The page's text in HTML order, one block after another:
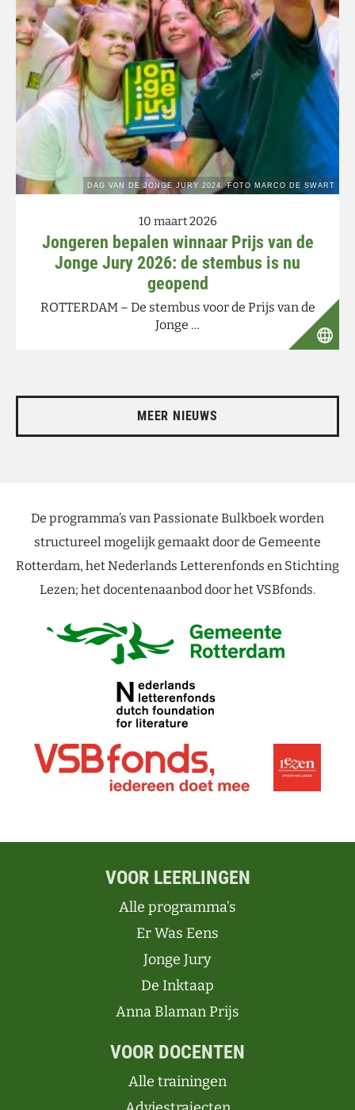
10 maart 2026
Jongeren bepalen winnaar Prijs van de
Jonge Jury 2026: de stembus is nu
geopend
ROTTERDAM – De stembus voor de Prijs van de
Jonge …
MEER NIEUWS
De programma’s van Passionate Bulkboek worden
structureel mogelijk gemaakt door de Gemeente
Rotterdam, het Nederlands Letterenfonds en Stichting
Lezen; het docentenaanbod door het VSBfonds.
VOOR LEERLINGEN
Alle programma’s
Er Was Eens
Jonge Jury
De Inktaap
Anna Blaman Prijs
VOOR DOCENTEN
Alle trainingen